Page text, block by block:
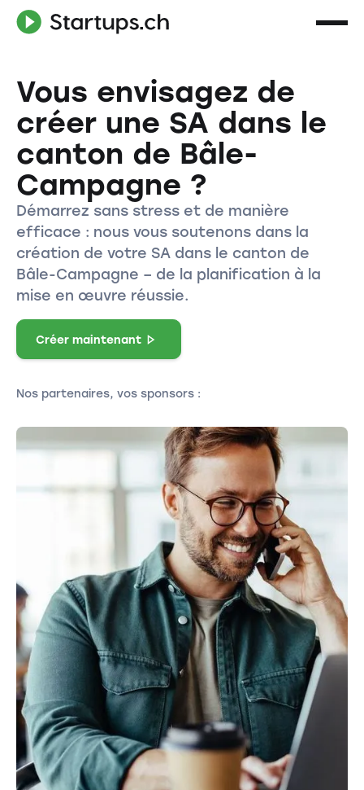
Vous envisagez de
créer une SA dans le
canton de Bâle-
Campagne ?
Démarrez sans stress et de manière
efficace : nous vous soutenons dans la
création de votre SA dans le canton de
Bâle-Campagne – de la planification à la
mise en œuvre réussie.
Créer maintenant
Nos partenaires, vos sponsors :